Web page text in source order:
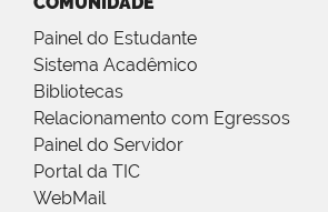
Painel do Estudante
Sistema Acadêmico
Bibliotecas
Relacionamento com Egressos
Painel do Servidor
Portal da TIC
WebMail